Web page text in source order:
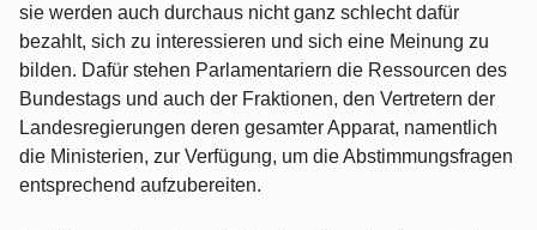
sie werden auch durchaus nicht ganz schlecht dafür
bezahlt, sich zu interessieren und sich eine Meinung zu
bilden. Dafür stehen Parlamentariern die Ressourcen des
Bundestags und auch der Fraktionen, den Vertretern der
Landesregierungen deren gesamter Apparat, namentlich
die Ministerien, zur Verfügung, um die Abstimmungsfragen
entsprechend aufzubereiten.